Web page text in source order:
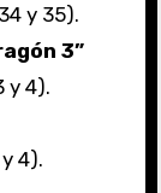
y 35).
3”
y 4).
4).